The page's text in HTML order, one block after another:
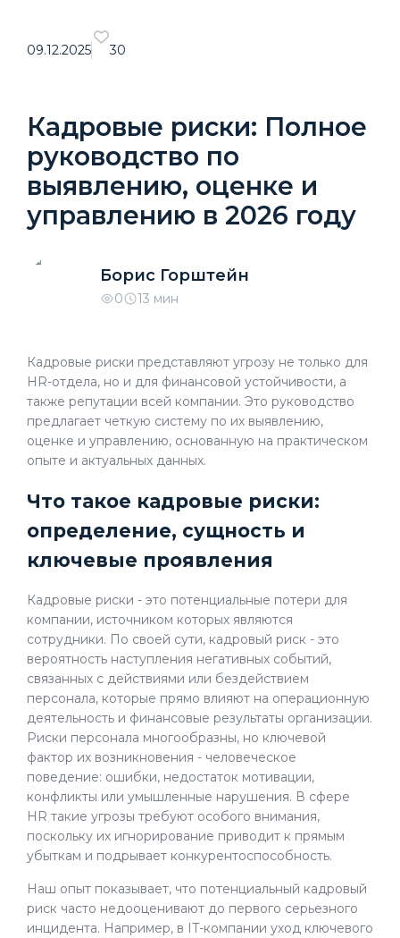
09.12.2025 30
Кадровые риски: Полное
руководство по
выявлению, оценке и
управлению в 2026 году
Борис Горштейн
0 13 мин
Кадровые риски представляют угрозу не только для
HR-отдела, но и для финансовой устойчивости, а
также репутации всей компании. Это руководство
предлагает четкую систему по их выявлению,
оценке и управлению, основанную на практическом
опыте и актуальных данных.
Что такое кадровые риски:
определение, сущность и
ключевые проявления
Кадровые риски - это потенциальные потери для
компании, источником которых являются
сотрудники. По своей сути, кадровый риск - это
вероятность наступления негативных событий,
связанных с действиями или бездействием
персонала, которые прямо влияют на операционную
деятельность и финансовые результаты организации.
Риски персонала многообразны, но ключевой
фактор их возникновения - человеческое
поведение: ошибки, недостаток мотивации,
конфликты или умышленные нарушения. В сфере
HR такие угрозы требуют особого внимания,
поскольку их игнорирование приводит к прямым
убыткам и подрывает конкурентоспособность.
Наш опыт показывает, что потенциальный кадровый
риск часто недооценивают до первого серьезного
инцидента. Например, в IT-компании уход ключевого